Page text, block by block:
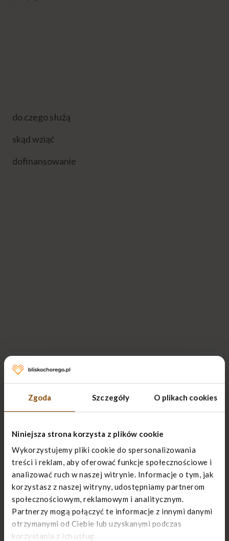
Zgoda Szczegóły O plikach cookies
Niniejsza strona korzysta z plików cookie
Wykorzystujemy pliki cookie do spersonalizowania
treści i reklam, aby oferować funkcje społecznościowe i
analizować ruch w naszej witrynie. Informacje o tym, jak
korzystasz z naszej witryny, udostępniamy partnerom
społecznościowym, reklamowym i analitycznym.
Partnerzy mogą połączyć te informacje z innymi danymi
otrzymanymi od Ciebie lub uzyskanymi podczas
korzystania z ich usług.
do czego służą
skąd wziąć
dofinansowanie
Nie znalazłeś pomocnych
materiałów?
Pomóż nam rozwijać pomocnik online dla
opiekunów osób nieuleczalnie chorych w
domach. Napisz do nas i zgłoś temat, którego
brakuje.